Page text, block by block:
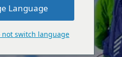
Language
not switch language